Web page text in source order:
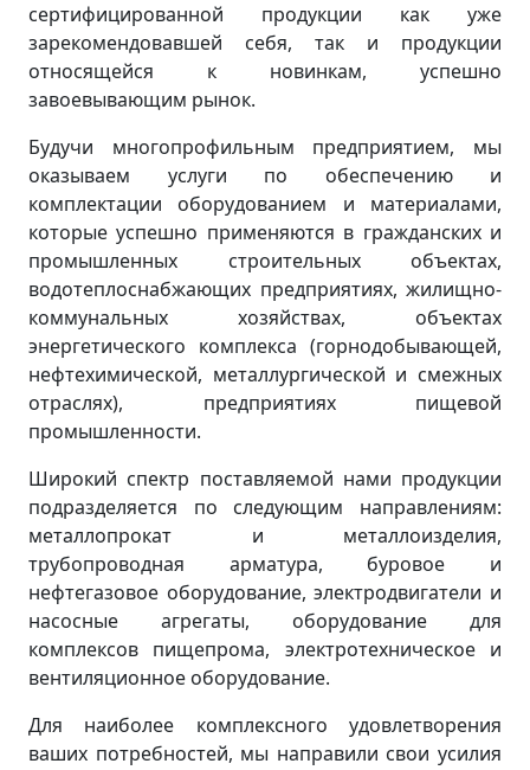
сертифицированной продукции как уже
зарекомендовавшей себя, так и продукции
относящейся к новинкам, успешно
завоевывающим рынок.
Будучи многопрофильным предприятием, мы
оказываем услуги по обеспечению и
комплектации оборудованием и материалами,
которые успешно применяются в гражданских и
промышленных строительных объектах,
водотеплоснабжающих предприятиях, жилищно-
коммунальных хозяйствах, объектах
энергетического комплекса (горнодобывающей,
нефтехимической, металлургической и смежных
отраслях), предприятиях пищевой
промышленности.
Широкий спектр поставляемой нами продукции
подразделяется по следующим направлениям:
металлопрокат и металлоизделия,
трубопроводная арматура, буровое и
нефтегазовое оборудование, электродвигатели и
насосные агрегаты, оборудование для
комплексов пищепрома, электротехническое и
вентиляционное оборудование.
Для наиболее комплексного удовлетворения
ваших потребностей, мы направили свои усилия